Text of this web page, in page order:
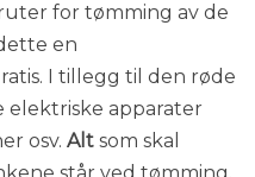
for tømming av de
en
I tillegg til den røde
elektriske apparater
osv. Alt som skal